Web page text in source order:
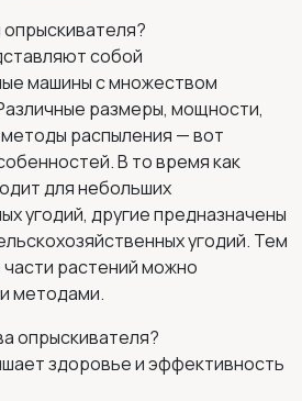
собой
машины с множеством
размеры, мощности,
распыления — вот
В то время как
для небольших
угодий, другие предназначены
угодий. Тем
растений можно
методами.
опрыскивателя?
здоровье и эффективность